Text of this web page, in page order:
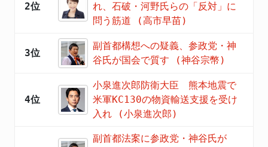
2位
れ、石破・河野氏らの「反対」に
問う筋道 (高市早苗)
3位
副首都構想への疑義、参政党・神
谷氏が国会で質す (神谷宗幣)
4位
小泉進次郎防衛大臣 熊本地震で
米軍KC130の物資輸送支援を受け
入れ (小泉進次郎)
副首都法案に参政党・神谷氏が